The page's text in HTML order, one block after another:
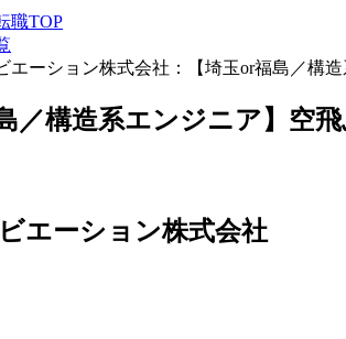
職TOP
エーション株式会社：【埼玉or福島／
島／構造系エンジニア】
エーション株式会社